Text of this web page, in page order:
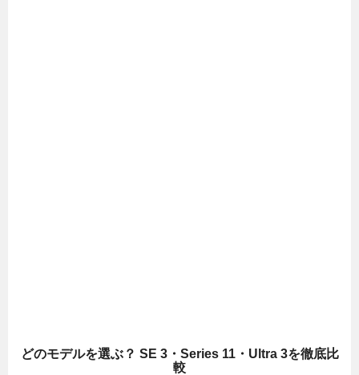
どのモデルを選ぶ？ SE 3・Series 11・Ultra 3を徹底比
較